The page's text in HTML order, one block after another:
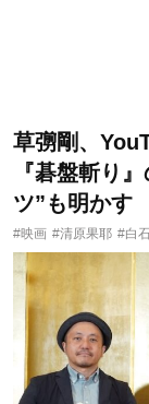
草彅剛、
『碁盤斬り
ツ”も明かす
#映画 #清原果耶 #白